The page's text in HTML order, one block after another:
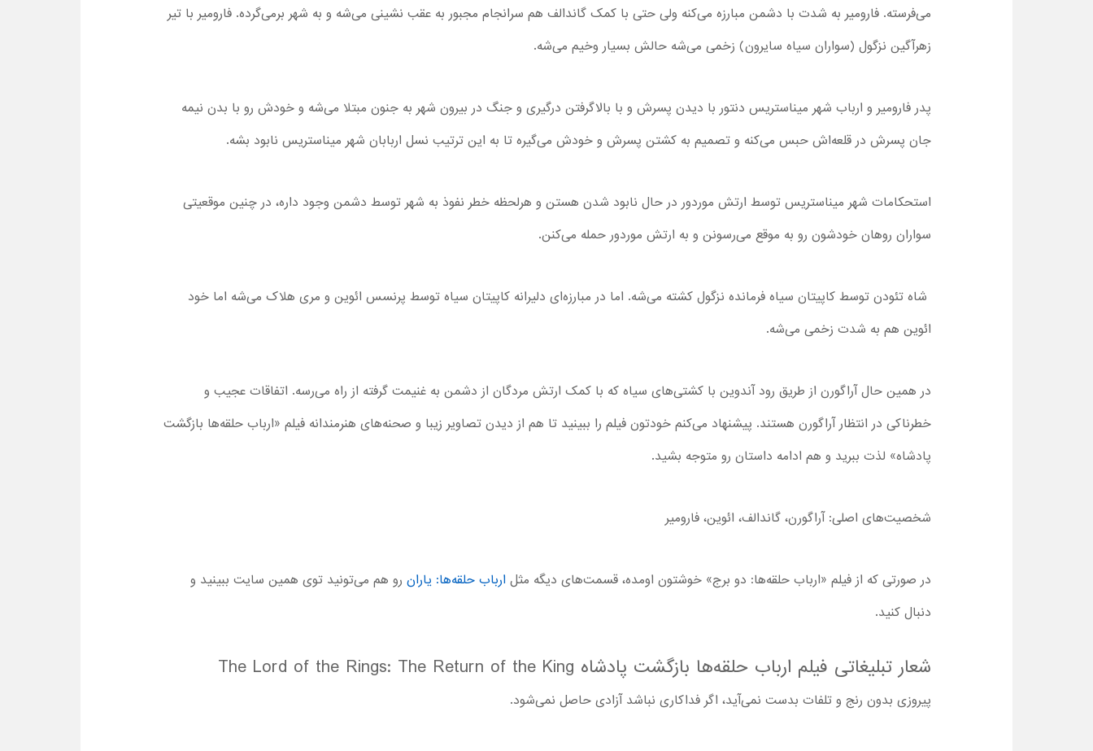
می‌فرسته. فارومیر به شدت با دشمن مبارزه می‌کنه ولی حتی با کمک گاندالف هم سرانجام مجبور به عقب نشینی می‌شه و به شهر برمی‌گرده. فارومیر با تیر
زهرآگین نزگول (سواران سیاه سایرون) زخمی می‌شه حالش بسیار وخیم می‌شه.
پدر فارومیر و ارباب شهر میناستریس دنتور با دیدن پسرش و با بالاگرفتن درگیری و جنگ در بیرون شهر به جنون مبتلا می‌شه و خودش رو با بدن نیمه
جان پسرش در قلعه‌اش حبس می‌کنه و تصمیم به کشتن پسرش و خودش می‌گیره تا به این ترتیب نسل اربابان شهر میناستریس نابود بشه.
استحکامات شهر میناستریس توسط ارتش موردور در حال نابود شدن هستن و هرلحظه خطر نفوذ به شهر توسط دشمن وجود داره، در چنین موقعیتی
سواران روهان خودشون رو به موقع می‌رسونن و به ارتش موردور حمله می‌کنن.
شاه تئودن توسط کاپیتان سیاه فرمانده نزگول کشته می‌شه. اما در مبارزه‌ای دلیرانه کاپیتان سیاه توسط پرنسس ائوین و مری هلاک می‌شه اما خود
ائوین هم به شدت زخمی می‌شه.
در همین حال آراگورن از طریق رود آندوین با کشتی‌های سیاه که با کمک ارتش مردگان از دشمن به غنیمت گرفته از راه می‌رسه. اتفاقات عجیب و
خطرناکی در انتظار آراگورن هستند. پیشنهاد می‌کنم خودتون فیلم را ببینید تا هم از دیدن تصاویر زیبا و صحنه‌های هنرمندانه فیلم «ارباب حلقه‌ها بازگشت
پادشاه» لذت ببرید و هم ادامه داستان رو متوجه بشید.
شخصیت‌های اصلی: آراگورن، گاندالف، ائوین، فارومیر
در صورتی که از فیلم «ارباب حلقه‌ها: دو برج» خوشتون اومده، قسمت‌های دیگه مثل ارباب حلقه‌ها: یاران رو هم می‌تونید توی همین سایت ببینید و
دنبال کنید.
شعار تبلیغاتی فیلم ارباب حلقه‌ها بازگشت پادشاه The Lord of the Rings: The Return of the King
پیروزی بدون رنج و تلفات بدست نمی‌آید، اگر فداکاری نباشد آزادی حاصل نمی‌شود.